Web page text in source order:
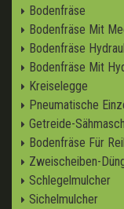
Bodenfräse
Bodenfräse Mit
Bodenfräse
Bodenfräse Mit
Kreiselegge
Pneumatische
Getreide-
Bodenfräse Für
Zweischeiben-
Schlegelmulcher
Sichelmulcher